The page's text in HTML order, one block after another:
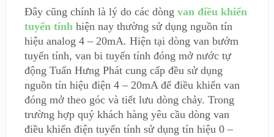
Đây cũng chính là lý do các dòng van điều khiển
tuyến tínhhiện nay thường sử dụng nguồn tín
hiệu analog 4 – 20mA. Hiện tại dòng van bướm
tuyến tính, van bi tuyến tính đóng mở nước tự
động Tuấn Hưng Phát cung cấp đều sử dụng
nguồn tín hiệu điện 4 – 20mA để điều khiển van
đóng mở theo góc và tiết lưu dòng chảy. Trong
trường hợp quý khách hàng yêu cầu dòng van
điều khiển điện tuyến tính sử dụng tín hiệu 0 –